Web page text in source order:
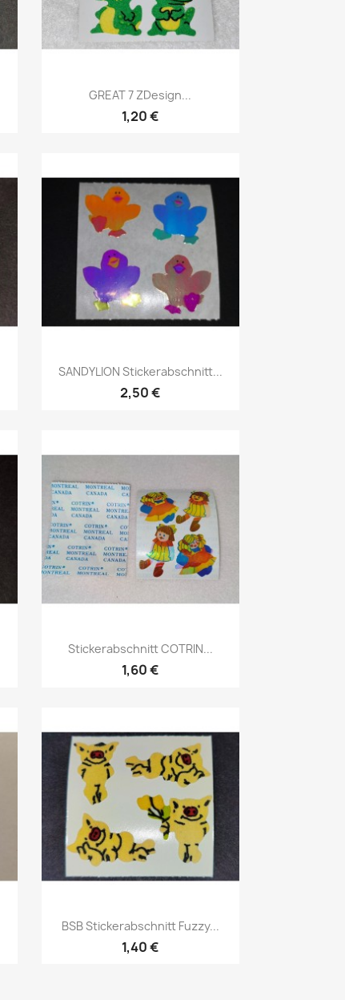
GREAT 7 ZDesign...
1,20 €
SANDYLION Stickerabschnitt...
2,50 €
Stickerabschnitt COTRIN...
1,60 €
BSB Stickerabschnitt Fuzzy...
1,40 €